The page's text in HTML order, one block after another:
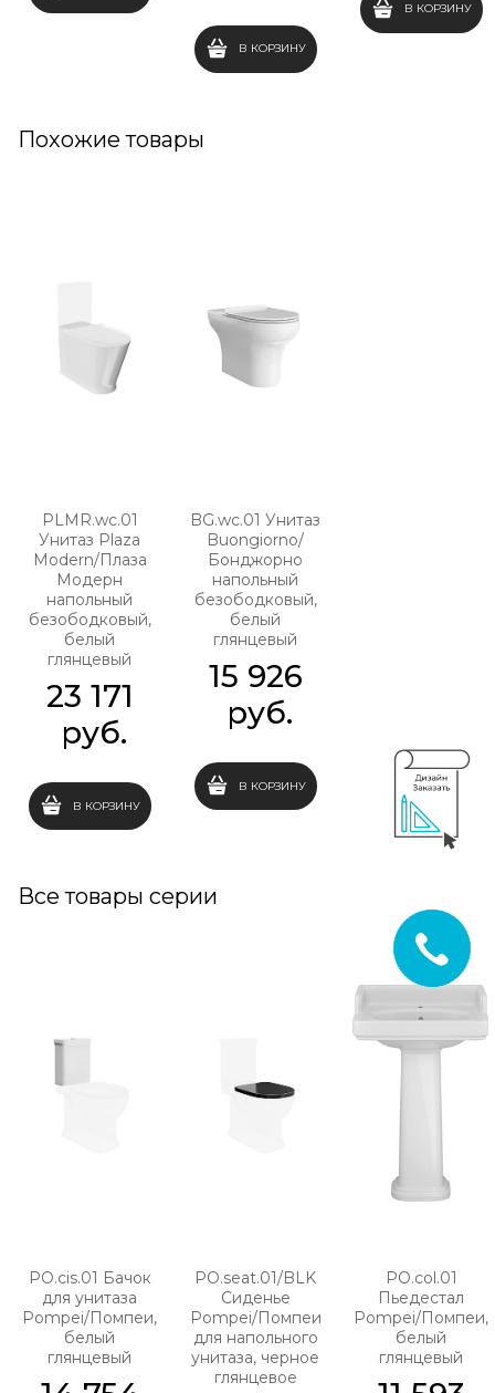
В КОРЗИНУ
В КОРЗИНУ
Похожие товары
PLMR.wc.01
Унитаз Plaza
Modern/Плаза
Модерн
напольный
безободковый,
белый
глянцевый
23 171
руб.
В КОРЗИНУ
BG.wc.01 Унитаз
Buongiorno/
Бонджорно
напольный
безободковый,
белый
глянцевый
15 926
руб.
В КОРЗИНУ
Все товары серии
PO.cis.01 Бачок
для унитаза
Pompei/Помпеи,
белый
глянцевый
PO.seat.01/BLK
Сиденье
Pompei/Помпеи
для напольного
унитаза, черное
глянцевое
PO.col.01
Пьедестал
Pompei/Помпеи,
белый
глянцевый